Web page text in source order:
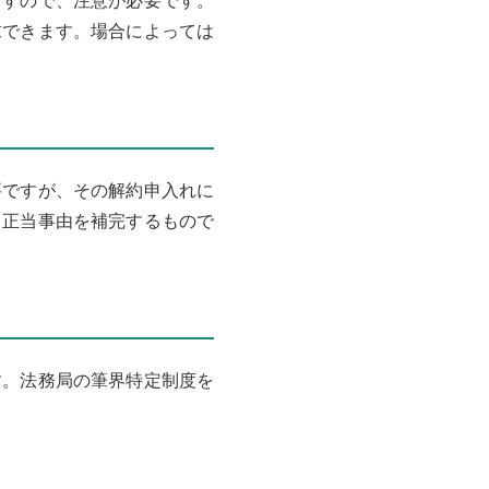
きます。場合によっては
すが、その解約申入れに
当事由を補完するもので
法務局の筆界特定制度を